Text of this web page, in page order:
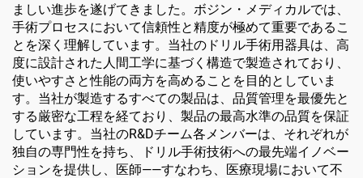
ましい進歩を遂げてきました。ボジン・メディカルでは、
手術プロセスにおいて信頼性と精度が極めて重要であるこ
とを深く理解しています。当社のドリル手術用器具は、高
度に設計された人間工学に基づく構造で製造されており、
使いやすさと性能の両方を高めることを目的としていま
す。当社が製造するすべての製品は、品質管理を最優先と
する厳密な工程を経ており、製品の最高水準の品質を保証
しています。当社のR&Dチーム各メンバーは、それぞれが
独自の専門性を持ち、ドリル手術技術への最先端イノベー
ションを提供し、医師——すなわち、医療現場において不